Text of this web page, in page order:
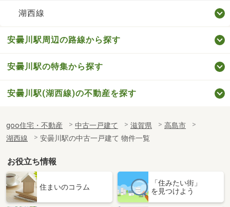
湖西線
安曇川駅周辺の路線から探す
安曇川駅の特集から探す
安曇川駅(湖西線)の不動産を探す
goo住宅・不動産 中古一戸建て 滋賀県
高島市
湖西線
安曇川駅の中古一戸建て 物件一覧
お役立ち情報
住まいのコラム
「住みたい街」
を見つけよう